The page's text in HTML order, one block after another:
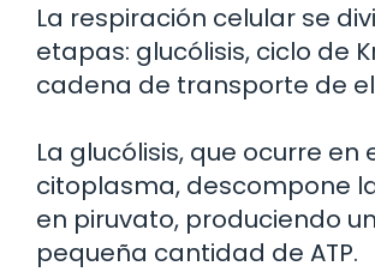
La respiración celular se
etapas: glucólisis, ciclo de
cadena de transporte de
La glucólisis, que ocurre en
citoplasma, descompone
en piruvato, produciendo
pequeña cantidad de ATP.